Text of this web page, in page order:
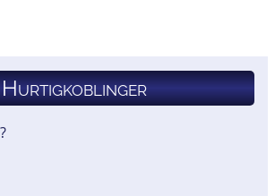
Hurtigkoblinger